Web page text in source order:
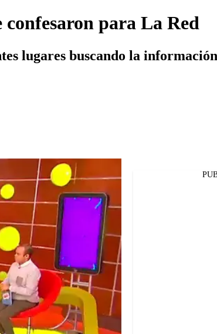
confesaron para La Red
lugares buscando la
Facebook